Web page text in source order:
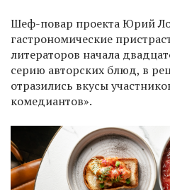
Шеф-повар проекта Юрий
гастрономические
литераторов начала
серию авторских блюд, в
отразились вкусы
комедиантов».